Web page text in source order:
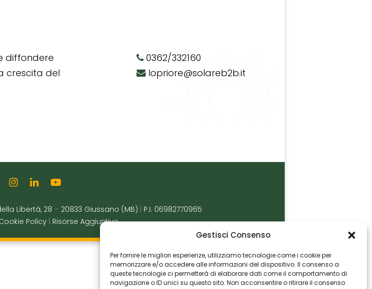
Gestisci Consenso
Per fornire le migliori esperienze, utilizziamo tecnologie come i cookie per
memorizzare e/o accedere alle informazioni del dispositivo. Il consenso a
queste tecnologie ci permetterà di elaborare dati come il comportamento di
navigazione o ID unici su questo sito. Non acconsentire o ritirare il consenso
diffondere
crescita del
0362/332160
lopriore@solareb2b.it
Libertà, 28 – 20833 Giussano (MB)
P.I. 06982770965
Policy Risorse Aggiuntive